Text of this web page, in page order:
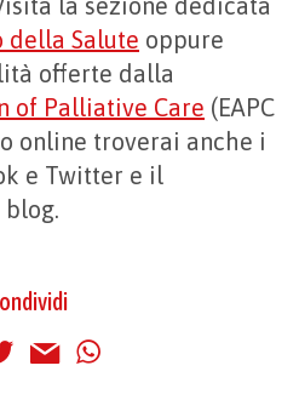
della Salute oppure
offerte dalla
of Palliative Care (EAPC
online troverai anche i
e Twitter e il